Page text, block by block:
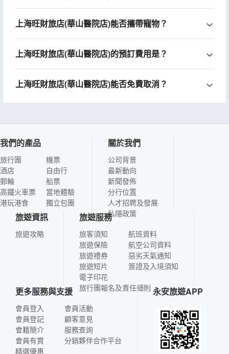
上海旺財旅店(華山醫院店)能否攜帶寵物？
上海旺財旅店(華山醫院店)的預訂費用是？
上海旺財旅店(華山醫院店)能否免費取消？
我們的產品
旅行團
酒店
郵輪
高鐵火車票
港玩港食
機票
自由行
船票
當地體驗
獨立包團
關於我們
公司背景
最新動向
新聞發佈
分行位置
人才招聘及發展
私隱政策
旅遊資訊
旅遊攻略
旅遊服務
旅客須知
旅遊保險
旅遊禮券
旅遊短片
電子印花
航班資料
航空公司資料
惡劣天氣通知
簽證及入境須知
旅行團報名及責任細則
更多服務與支援
會員登入
會員登記
會籍簡介
會員有賞
精選優惠
會員活動
顧客意見
服務查詢
分銷夥伴合作平台
永安旅遊APP